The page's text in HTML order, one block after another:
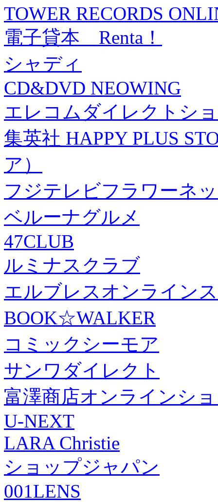
TOWER RECORDS
電子貸本 Renta！
シャディ
CD&DVD NEOWING
エレコムダイレクトシ
集英社 HAPPY PLUS
ア）
フジテレビフラワーネ
ベルーナグルメ
47CLUB
ルミナスクラブ
エルブレスオンライン
BOOK☆WALKER
コミックシーモア
サンワダイレクト
富澤商店オンラインシ
U-NEXT
LARA Christie
ショップジャパン
001LENS